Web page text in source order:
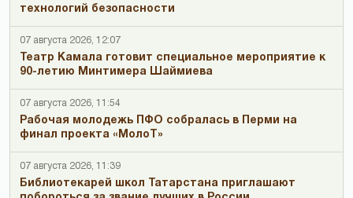
технологий безопасности
07 августа 2026, 12:07
Театр Камала готовит специальное мероприятие к
90-летию Минтимера Шаймиева
07 августа 2026, 11:54
Рабочая молодежь ПФО собралась в Перми на
финал проекта «МолоТ»
07 августа 2026, 11:39
Библиотекарей школ Татарстана приглашают